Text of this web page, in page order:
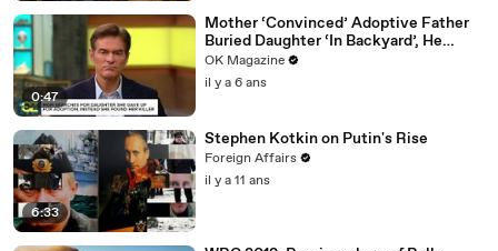
0:47
Mother ‘Convinced’ Adoptive Father
Buried Daughter ‘In Backyard’, He
Denies Claim
OK Magazine
il y a 6 ans
6:33
Stephen Kotkin on Putin's Rise
Foreign Affairs
il y a 11 ans